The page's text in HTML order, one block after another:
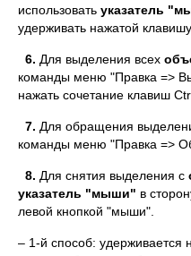
использовать указатель
удерживать нажатой
6. Для выделения всех
команды меню "Правка =>
нажать сочетание клавиш
7. Для обращения
команды меню "Правка =>
8. Для снятия выделения с
указатель "мыши" в
левой кнопкой "мыши".
– 1-й способ: удерживается